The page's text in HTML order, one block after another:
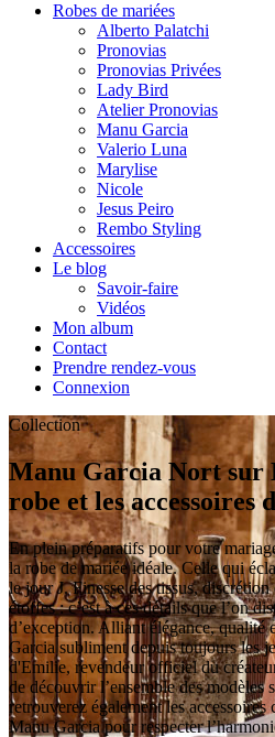
Robes de mariées
Alberto Palatchi
Pronovias
Pronovias Privées
Lady Bird
Atelier Pronovias
Manu Garcia
Valerio Luna
Marylise
Nicole
Jesus Peiro
Rembo Styling
Accessoires
Le blog
Savoir-faire
Vidéos
Mon album
Contact
Prendre rendez-vous
Connexion
Collection
Manu Garcia Nort sur
robe et les accessoires
En plein préparatifs pour votre
la robe de mariée idéale. Celle qui
le jour J. Finesse des tissus, discrétion
étoffes : c’est à ces détails que l’on
d’exception. Alliant élégance, qualité
Garcia subliment depuis toujours les
d'Emilie, revendeur officiel du
de découvrir l’ensemble des modèles
retrouverez également les
Manu Garcia pour respecter